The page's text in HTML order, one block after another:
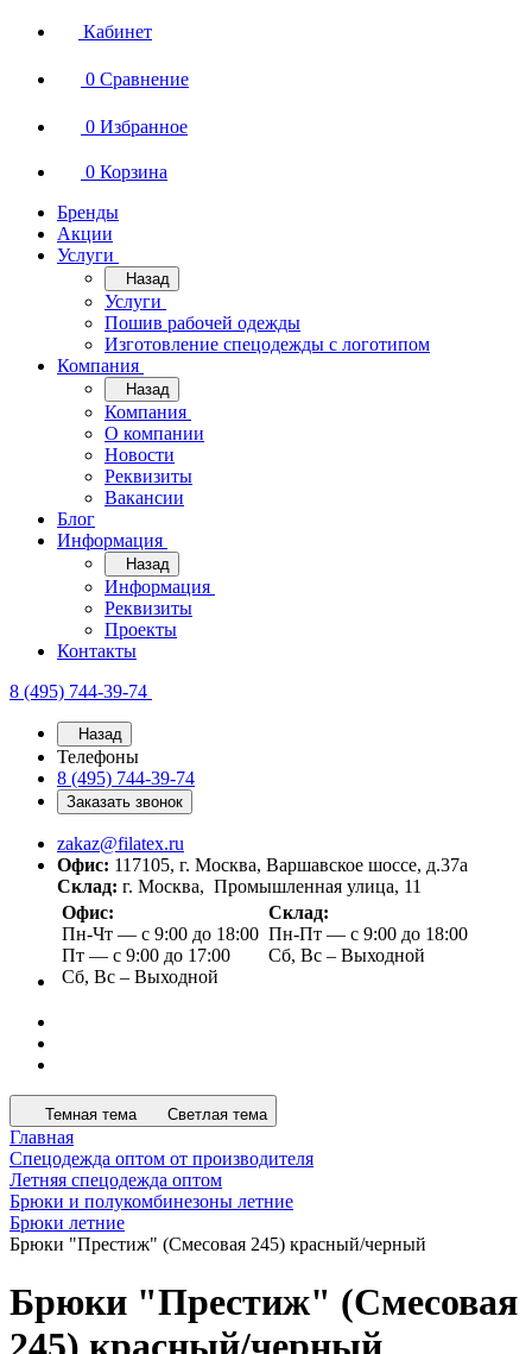
Кабинет
0 Сравнение
0 Избранное
0 Корзина
Бренды
Акции
Услуги
Назад
Услуги
Пошив рабочей одежды
Изготовление спецодежды с логотипом
Компания
Назад
Компания
О компании
Новости
Реквизиты
Вакансии
Блог
Информация
Назад
Информация
Реквизиты
Проекты
Контакты
8 (495) 744-39-74
Назад
Телефоны
8 (495) 744-39-74
Заказать звонок
zakaz@filatex.ru
Офис: 117105, г. Москва, Варшавское шоссе, д.37а
Склад: г. Москва, Промышленная улица, 11
Офис:
Пн-Чт — с 9:00 до 18:00
Пт — с 9:00 до 17:00
Сб, Вс – Выходной
Склад:
Пн-Пт — с 9:00 до 18:00
Сб, Вс – Выходной
Темная тема Светлая тема
Главная
Спецодежда оптом от производителя
Летняя спецодежда оптом
Брюки и полукомбинезоны летние
Брюки летние
Брюки "Престиж" (Смесовая 245) красный/черный
Брюки "Престиж" (Смесовая